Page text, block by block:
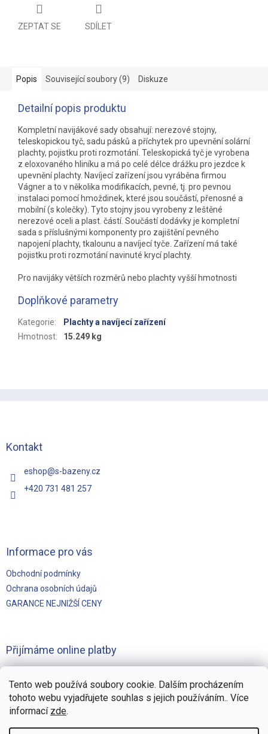
Tento web používá soubory cookie. Dalším procházením
tohoto webu vyjadřujete souhlas s jejich používáním.. Více
informací zde.
ZEPTAT SE SDÍLET
Popis Související soubory (9) Diskuze
Detailní popis produktu
Kompletní navijákové sady obsahují: nerezové stojny,
teleskopickou tyč, sadu pásků a příchytek pro upevnění solární
plachty, pojistku proti rozmotání. Teleskopická tyč je vyrobena
z eloxovaného hliníku a má po celé délce drážku pro jezdce k
upevnění plachty. Navíjecí zařízení jsou vyráběna firmou
Vágner a to v několika modifikacích, pevné, tj. pro pevnou
instalaci pomocí hmoždinek, které jsou součástí, přenosné a
mobilní (s kolečky). Tyto stojny jsou vyrobeny z leštěné
nerezové oceli a plast. částí. Součástí dodávky je kompletní
sada s příslušnými komponenty pro zajištění pevného
napojení plachty, tkalounu a navíjecí tyče. Zařízení má také
pojistku proti rozmotání navinuté krycí plachty.
Pro navijáky větších rozměrů nebo plachty vyšší hmotnosti
Doplňkové parametry
Kategorie:
Plachty a navíjecí zařízení
Hmotnost: 15.249 kg
Kontakt
eshop@s-bazeny.cz
+420 731 481 257
Informace pro vás
Obchodní podmínky
Ochrana osobních údajů
GARANCE NEJNIŽŠÍ CENY
Přijímáme online platby